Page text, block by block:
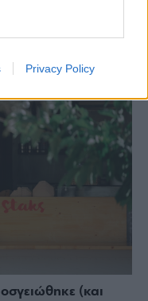
Privacy Policy
(και